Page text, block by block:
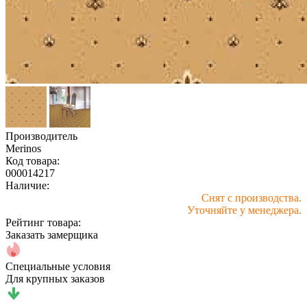
Производитель
Merinos
Код товара:
000014217
Наличие:
Снят с производства.
Уточняйте у менеджера.
Рейтинг товара:
Заказать замерщика
Специальные условия
Для крупных заказов